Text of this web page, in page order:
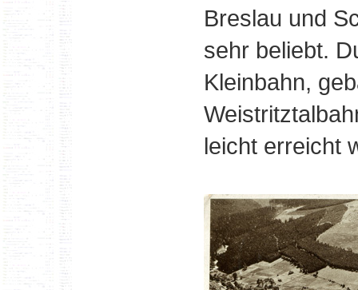
Breslau und
sehr beliebt.
Kleinbahn,
leicht erreicht